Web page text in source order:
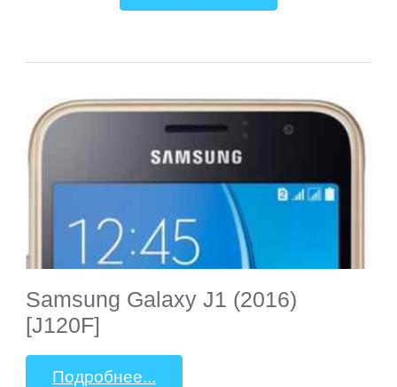
Samsung Galaxy J1 (2016)
[J120F]
Подробнее...